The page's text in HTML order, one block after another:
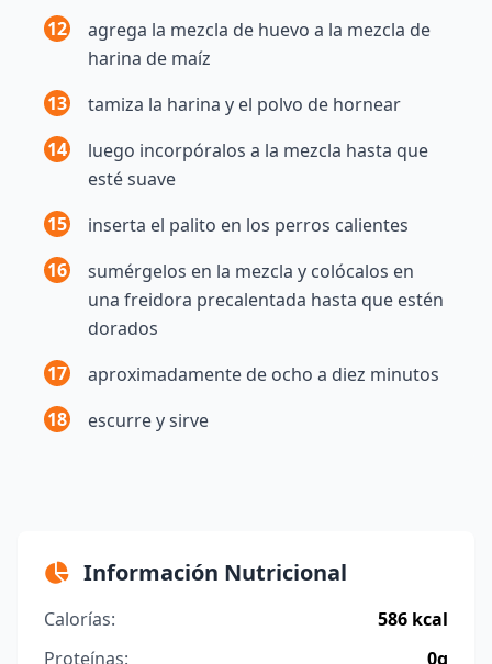
12
agrega la mezcla de huevo a la mezcla de
harina de maíz
13
tamiza la harina y el polvo de hornear
14
luego incorpóralos a la mezcla hasta que
esté suave
15
inserta el palito en los perros calientes
16
sumérgelos en la mezcla y colócalos en
una freidora precalentada hasta que estén
dorados
17
aproximadamente de ocho a diez minutos
18
escurre y sirve
Información Nutricional
Calorías:
586 kcal
Proteínas:
0g